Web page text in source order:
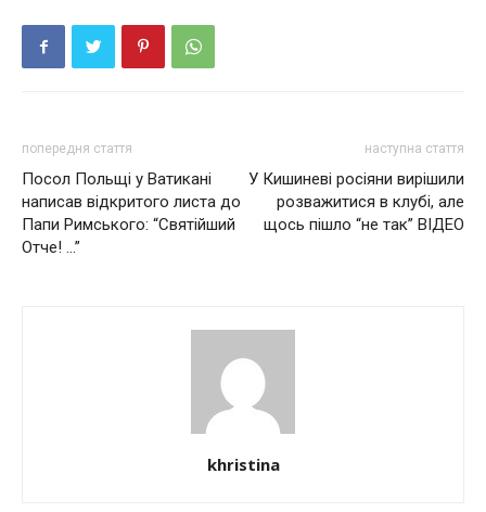
попередня стаття
Посол Польщі у Ватикані
написав відкритого листа до
Папи Римського: “Святійший
Отче! …”
наступна стаття
У Кишиневі росіяни вирішили
розважитися в клубі, але
щось пішло “не так” ВІДЕО
khristina